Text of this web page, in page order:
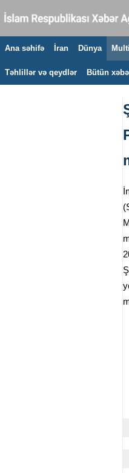
Ana səhifə İran Dünya
Təhlillər və qeydlər Bütün